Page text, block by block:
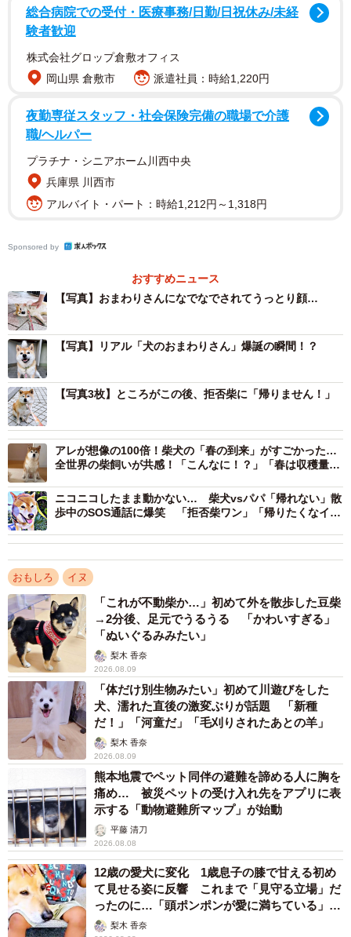
2/9
抜け毛がたくさんとれた、あんずちゃん（画像提供：すづきさん）
そうして交番を後にしたあんずちゃんは、お決まりの「拒
否柴」を発動。先ほどのご機嫌な様子とは打って変わっ
寝そべり、ストライキ状態になってしまいました。
「帰りません」 交番のあと、帰宅拒否！ ゴロンと寝そべる、あんずちゃ
ん（画像提供：すづきさん）
この一部始終をおさめた写真が投稿されると、2.9万件超
の“いいね”が殺到。「かわいすぎます」「よほど交番が好き
なのね」「警察官の心を逮捕してる（笑）」「これが本当
の犬のおまわりさん」「交番では目がキラッキラなのに、
そのあと『動かないぞ』の完全拒否感がまたかわいい」な
ど、目を奪われる人が続出しています。
人が大好き！ 社交的なあんずちゃん
総合病院での受付・医療事務/日勤/日祝休み/未経
験者歓迎
株式会社グロップ倉敷オフィス
岡山県 倉敷市
派遣社員：時給1,220円
夜勤専従スタッフ・社会保険完備の職場で介護
職/ヘルパー
プラチナ・シニアホーム川西中央
兵庫県 川西市
アルバイト・パート：時給1,212円～1,318円
Sponsored by
おすすめニュース
【写真】おまわりさんになでなでされてうっとり顔…
【写真】リアル「犬のおまわりさん」爆誕の瞬間！？
【写真3枚】ところがこの後、拒否柴に「帰りません！」
アレが想像の100倍！柴犬の「春の到来」がすごかった…
全世界の柴飼いが共感！「こんなに！？」「春は収穫量が
ニコニコしたまま動かない… 柴犬vsパパ「帰れない」散
歩中のSOS通話に爆笑 「拒否柴ワン」「帰りたくなイー
おもしろ イヌ
「これが不動柴か…」初めて外を散歩した豆柴
→2分後、足元でうるうる 「かわいすぎる」
「ぬいぐるみみたい」
梨木 香奈
2026.08.09
「体だけ別生物みたい」初めて川遊びをした
犬、濡れた直後の激変ぶりが話題 「新種
だ！」「河童だ」「毛刈りされたあとの羊」
梨木 香奈
2026.08.09
熊本地震でペット同伴の避難を諦める人に胸を
痛め… 被災ペットの受け入れ先をアプリに表
示する「動物避難所マップ」が始動
平藤 清刀
2026.08.08
12歳の愛犬に変化 1歳息子の膝で甘える初め
て見せる姿に反響 これまで「見守る立場」だ
ったのに…「頭ポンポンが愛に満ちている」
「尊…」
梨木 香奈